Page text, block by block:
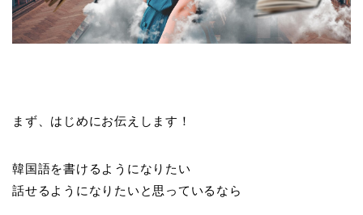
まず、はじめにお伝えします！
韓国語を書けるようになりたい
話せるようになりたいと思っているなら